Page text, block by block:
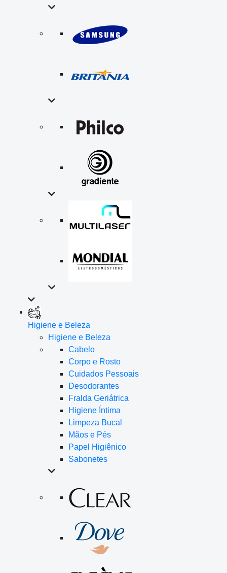
Higiene e Beleza
Higiene e Beleza
Cabelo
Corpo e Rosto
Cuidados Pessoais
Desodorantes
Fralda Geriátrica
Higiene Íntima
Limpeza Bucal
Mãos e Pés
Papel Higiênico
Sabonetes